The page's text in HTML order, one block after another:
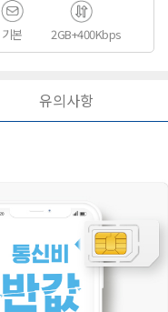
기본 2GB+400Kbps
유의사항